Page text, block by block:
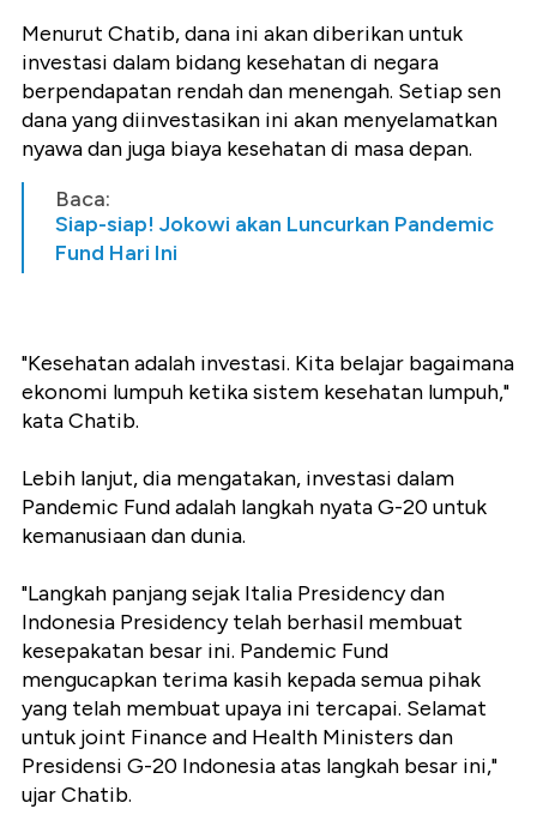
Menurut Chatib, dana ini akan diberikan untuk
investasi dalam bidang kesehatan di negara
berpendapatan rendah dan menengah. Setiap sen
dana yang diinvestasikan ini akan menyelamatkan
nyawa dan juga biaya kesehatan di masa depan.
Baca:
Siap-siap! Jokowi akan Luncurkan Pandemic
Fund Hari Ini
"Kesehatan adalah investasi. Kita belajar bagaimana
ekonomi lumpuh ketika sistem kesehatan lumpuh,"
kata Chatib.
Lebih lanjut, dia mengatakan, investasi dalam
Pandemic Fund adalah langkah nyata G-20 untuk
kemanusiaan dan dunia.
"Langkah panjang sejak Italia Presidency dan
Indonesia Presidency telah berhasil membuat
kesepakatan besar ini. Pandemic Fund
mengucapkan terima kasih kepada semua pihak
yang telah membuat upaya ini tercapai. Selamat
untuk joint Finance and Health Ministers dan
Presidensi G-20 Indonesia atas langkah besar ini,"
ujar Chatib.